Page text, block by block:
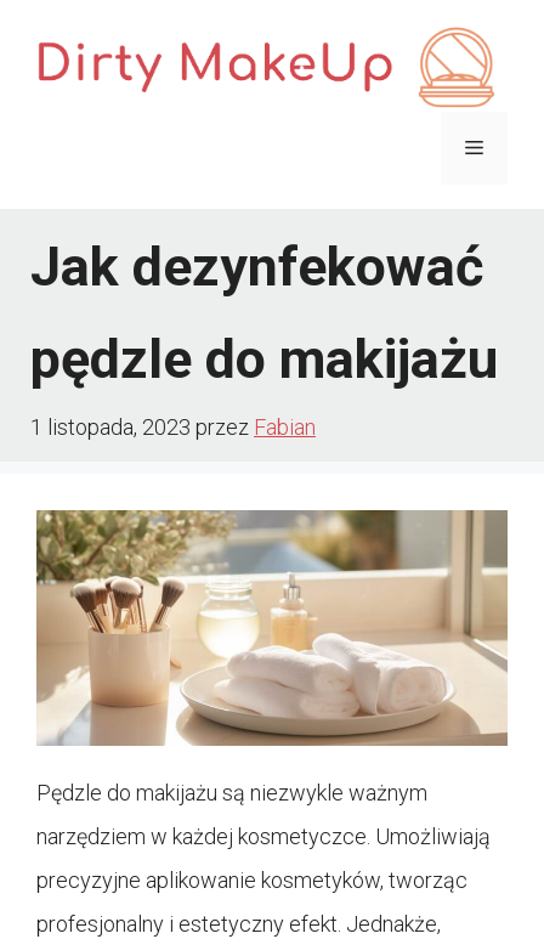
Menu
Jak dezynfekować
pędzle do makijażu
1 listopada, 2023 przez Fabian
Pędzle do makijażu są niezwykle ważnym
narzędziem w każdej kosmetyczce. Umożliwiają
precyzyjne aplikowanie kosmetyków, tworząc
profesjonalny i estetyczny efekt. Jednakże,